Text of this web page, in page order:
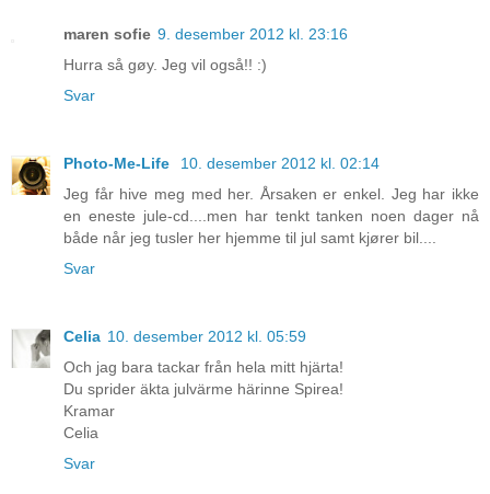
maren sofie 9. desember 2012 kl. 23:16
Hurra så gøy. Jeg vil også!! :)
Svar
Photo-Me-Life
10. desember 2012 kl. 02:14
Jeg får hive meg med her. Årsaken er enkel. Jeg har ikke
en eneste jule-cd....men har tenkt tanken noen dager nå
både når jeg tusler her hjemme til jul samt kjører bil....
Svar
Celia 10. desember 2012 kl. 05:59
Och jag bara tackar från hela mitt hjärta!
Du sprider äkta julvärme härinne Spirea!
Kramar
Celia
Svar